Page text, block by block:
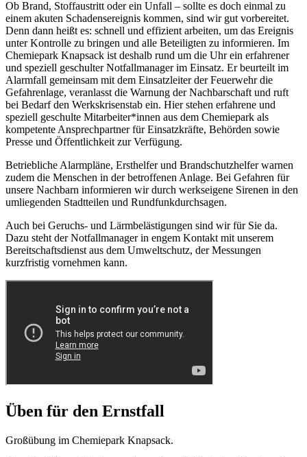
Ob Brand, Stoffaustritt oder ein Unfall – sollte es doch einmal zu
einem akuten Schadensereignis kommen, sind wir gut vorbereitet.
Denn dann heißt es: schnell und effizient arbeiten, um das Ereignis
unter Kontrolle zu bringen und alle Beteiligten zu informieren. Im
Chemiepark Knapsack ist deshalb rund um die Uhr ein erfahrener
und speziell geschulter Notfallmanager im Einsatz. Er beurteilt im
Alarmfall gemeinsam mit dem Einsatzleiter der Feuerwehr die
Gefahrenlage, veranlasst die Warnung der Nachbarschaft und ruft
bei Bedarf den Werkskrisenstab ein. Hier stehen erfahrene und
speziell geschulte Mitarbeiter*innen aus dem Chemiepark als
kompetente Ansprechpartner für Einsatzkräfte, Behörden sowie
Presse und Öffentlichkeit zur Verfügung.
Betriebliche Alarmpläne, Ersthelfer und Brandschutzhelfer warnen
zudem die Menschen in der betroffenen Anlage. Bei Gefahren für
unsere Nachbarn informieren wir durch werkseigene Sirenen in den
umliegenden Stadtteilen und Rundfunkdurchsagen.
Auch bei Geruchs- und Lärmbelästigungen sind wir für Sie da.
Dazu steht der Notfallmanager in engem Kontakt mit unserem
Bereitschaftsdienst aus dem Umweltschutz, der Messungen
kurzfristig vornehmen kann.
Üben für den Ernstfall
Großübung im Chemiepark Knapsack.